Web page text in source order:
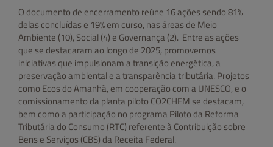
O documento de encerramento reúne 16 ações sendo 81%
delas concluídas e 19% em curso, nas áreas de Meio
Ambiente (10), Social (4) e Governança (2). Entre as ações
que se destacaram ao longo de 2025, promovemos
iniciativas que impulsionam a transição energética, a
preservação ambiental e a transparência tributária. Projetos
como Ecos do Amanhã, em cooperação com a UNESCO, e o
comissionamento da planta piloto CO2CHEM se destacam,
bem como a participação no programa Piloto da Reforma
Tributária do Consumo (RTC) referente à Contribuição sobre
Bens e Serviços (CBS) da Receita Federal.